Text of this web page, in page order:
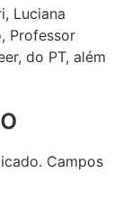
Luciana
Professor
do PT, além
Campos